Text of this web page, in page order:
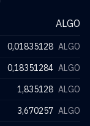
ALGO
0,01835128 ALGO
0,18351284 ALGO
1,835128 ALGO
3,670257 ALGO